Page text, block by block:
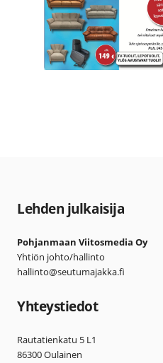
Lehden julkaisija
Pohjanmaan Viitosmedia Oy
Yhtiön johto/hallinto
hallinto@seutumajakka.fi
Yhteystiedot
Rautatienkatu 5 L1
86300 Oulainen